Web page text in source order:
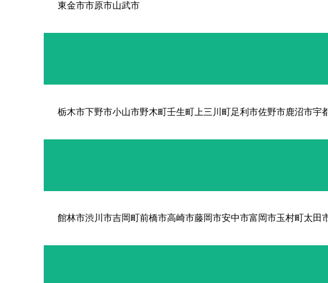
東金市市原市山武市
栃木市下野市小山市野木町壬生町上三川町足利市佐野市鹿沼市宇
館林市渋川市吉岡町前橋市高崎市藤岡市安中市富岡市玉村町太田